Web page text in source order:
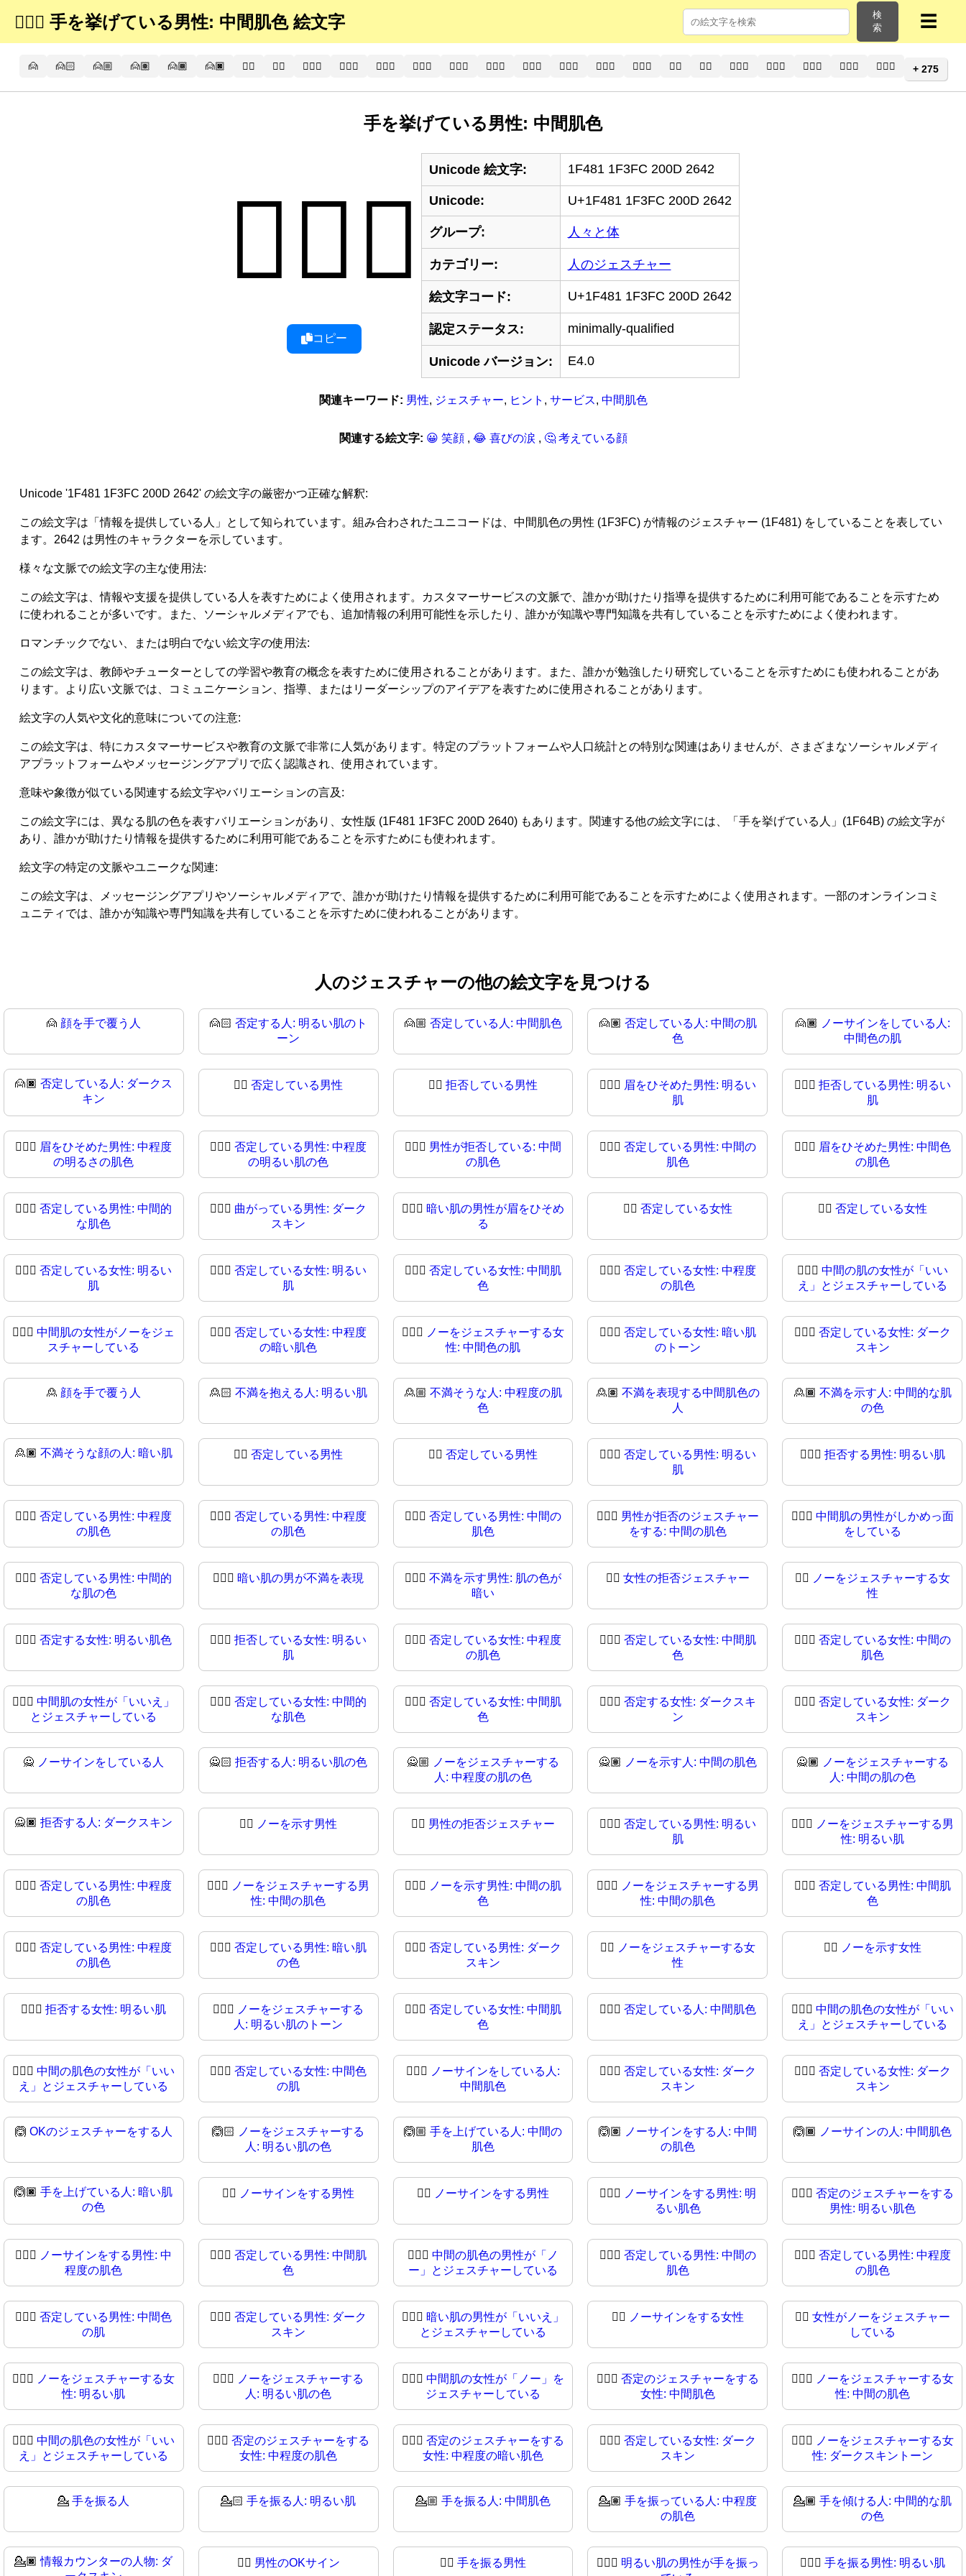
💁🏼‍♂ 手を挙げている男性: 中間肌色 絵文字
検
索
☰
🙍 🙍🏻 🙍🏼 🙍🏽 🙍🏾 🙍🏿 🙍‍♂️ 🙍‍♂ 🙍🏻‍♂️ 🙍🏻‍♂ 🙍🏼‍♂️ 🙍🏼‍♂ 🙍🏽‍♂️ 🙍🏽‍♂ 🙍🏾‍♂️ 🙍🏾‍♂ 🙍🏿‍♂️ 🙍🏿‍♂ 🙍‍♀️ 🙍‍♀ 🙍🏻‍♀️ 🙍🏻‍♀ 🙍🏼‍♀️ 🙍🏼‍♀ 🙍🏽‍♀️ + 275
手を挙げている男性: 中間肌色
💁🏼‍♂
コピー
Unicode 絵文字: 1F481 1F3FC 200D 2642
Unicode: U+1F481 1F3FC 200D 2642
グループ: 人々と体
カテゴリー: 人のジェスチャー
絵文字コード: U+1F481 1F3FC 200D 2642
認定ステータス: minimally-qualified
Unicode バージョン: E4.0
関連キーワード: 男性, ジェスチャー, ヒント , サービス, 中間肌色
関連する絵文字: 😀 笑顔 , 😂 喜びの涙 , 🤔 考えている顔
Unicode '1F481 1F3FC 200D 2642' の絵文字の厳密かつ正確な解釈:
この絵文字は「情報を提供している人」として知られています。組み合わされたユニコードは、中間肌色の男性 (1F3FC) が情報のジェスチャー (1F481) をしていることを表してい
ます。2642 は男性のキャラクターを示しています。
様々な文脈での絵文字の主な使用法:
この絵文字は、情報や支援を提供している人を表すためによく使用されます。カスタマーサービスの文脈で、誰かが助けたり指導を提供するために利用可能であることを示すため
に使われることが多いです。また、ソーシャルメディアでも、追加情報の利用可能性を示したり、誰かが知識や専門知識を共有していることを示すためによく使われます。
ロマンチックでない、または明白でない絵文字の使用法:
この絵文字は、教師やチューターとしての学習や教育の概念を表すために使用されることがあります。また、誰かが勉強したり研究していることを示すためにも使われることがあ
ります。より広い文脈では、コミュニケーション、指導、またはリーダーシップのアイデアを表すために使用されることがあります。
絵文字の人気や文化的意味についての注意:
この絵文字は、特にカスタマーサービスや教育の文脈で非常に人気があります。特定のプラットフォームや人口統計との特別な関連はありませんが、さまざまなソーシャルメディ
アプラットフォームやメッセージングアプリで広く認識され、使用されています。
意味や象徴が似ている関連する絵文字やバリエーションの言及:
この絵文字には、異なる肌の色を表すバリエーションがあり、女性版 (1F481 1F3FC 200D 2640) もあります。関連する他の絵文字には、「手を挙げている人」(1F64B) の絵文字が
あり、誰かが助けたり情報を提供するために利用可能であることを示すためにも使われます。
絵文字の特定の文脈やユニークな関連:
この絵文字は、メッセージングアプリやソーシャルメディアで、誰かが助けたり情報を提供するために利用可能であることを示すためによく使用されます。一部のオンラインコミ
ュニティでは、誰かが知識や専門知識を共有していることを示すために使われることがあります。
人のジェスチャーの他の絵文字を見つける
🙍 顔を手で覆う人 🙍🏻否定する人: 明るい肌のト
ーン
🙍🏼 否定している人: 中間肌色 🙍🏽 否定している人: 中間の肌
色
🙍🏾 ノーサインをしている人:
中間色の肌
🙍🏿否定している人: ダークス
キン
🙍‍♂️否定している男性 🙍‍♂ 拒否している男性 🙍🏻‍♂️ 眉をひそめた男性: 明るい
肌
🙍🏻‍♂ 拒否している男性: 明るい
肌
🙍🏼‍♂️ 眉をひそめた男性: 中程度
の明るさの肌色
🙍🏼‍♂否定している男性: 中程度
の明るい肌の色
🙍🏽‍♂️ 男性が拒否している: 中間
の肌色
🙍🏽‍♂ 否定している男性: 中間の
肌色
🙍🏾‍♂️ 眉をひそめた男性: 中間色
の肌色
🙍🏾‍♂否定している男性: 中間的
な肌色
🙍🏿‍♂️ 曲がっている男性: ダーク
スキン
🙍🏿‍♂ 暗い肌の男性が眉をひそめ
る
🙍‍♀️ 否定している女性 🙍‍♀ 否定している女性
🙍🏻‍♀️否定している女性: 明るい
肌
🙍🏻‍♀否定している女性: 明るい
肌
🙍🏼‍♀️ 否定している女性: 中間肌
色
🙍🏼‍♀ 否定している女性: 中程度
の肌色
🙍🏽‍♀️ 中間の肌の女性が「いい
え」とジェスチャーしている
🙍🏽‍♀中間肌の女性がノーをジェ
スチャーしている
🙍🏾‍♀️否定している女性: 中程度
の暗い肌色
🙍🏾‍♀ ノーをジェスチャーする女
性: 中間色の肌
🙍🏿‍♀️ 否定している女性: 暗い肌
のトーン
🙍🏿‍♀ 否定している女性: ダーク
スキン
🙎 顔を手で覆う人 🙎🏻不満を抱える人: 明るい肌 🙎🏼 不満そうな人: 中程度の肌
色
🙎🏽 不満を表現する中間肌色の
人
🙎🏾 不満を示す人: 中間的な肌
の色
🙎🏿不満そうな顔の人: 暗い肌 🙎‍♂️否定している男性 🙎‍♂ 否定している男性 🙎🏻‍♂️ 否定している男性: 明るい
肌
🙎🏻‍♂ 拒否する男性: 明るい肌
🙎🏼‍♂️否定している男性: 中程度
の肌色
🙎🏼‍♂否定している男性: 中程度
の肌色
🙎🏽‍♂️ 否定している男性: 中間の
肌色
🙎🏽‍♂ 男性が拒否のジェスチャー
をする: 中間の肌色
🙎🏾‍♂️ 中間肌の男性がしかめっ面
をしている
🙎🏾‍♂否定している男性: 中間的
な肌の色
🙎🏿‍♂️ 暗い肌の男が不満を表現 🙎🏿‍♂ 不満を示す男性: 肌の色が
暗い
🙎‍♀️ 女性の拒否ジェスチャー 🙎‍♀ ノーをジェスチャーする女
性
🙎🏻‍♀️否定する女性: 明るい肌色 🙎🏻‍♀拒否している女性: 明るい
肌
🙎🏼‍♀️ 否定している女性: 中程度
の肌色
🙎🏼‍♀ 否定している女性: 中間肌
色
🙎🏽‍♀️ 否定している女性: 中間の
肌色
🙎🏽‍♀中間肌の女性が「いいえ」
とジェスチャーしている
🙎🏾‍♀️否定している女性: 中間的
な肌色
🙎🏾‍♀ 否定している女性: 中間肌
色
🙎🏿‍♀️ 否定する女性: ダークスキ
ン
🙎🏿‍♀ 否定している女性: ダーク
スキン
🙅 ノーサインをしている人 🙅🏻拒否する人: 明るい肌の色 🙅🏼 ノーをジェスチャーする
人: 中程度の肌の色
🙅🏽 ノーを示す人: 中間の肌色 🙅🏾 ノーをジェスチャーする
人: 中間の肌の色
🙅🏿拒否する人: ダークスキン 🙅‍♂️ ノーを示す男性 🙅‍♂ 男性の拒否ジェスチャー 🙅🏻‍♂️ 否定している男性: 明るい
肌
🙅🏻‍♂ ノーをジェスチャーする男
性: 明るい肌
🙅🏼‍♂️否定している男性: 中程度
の肌色
🙅🏼‍♂ ノーをジェスチャーする男
性: 中間の肌色
🙅🏽‍♂️ ノーを示す男性: 中間の肌
色
🙅🏽‍♂ ノーをジェスチャーする男
性: 中間の肌色
🙅🏾‍♂️ 否定している男性: 中間肌
色
🙅🏾‍♂否定している男性: 中程度
の肌色
🙅🏿‍♂️否定している男性: 暗い肌
の色
🙅🏿‍♂ 否定している男性: ダーク
スキン
🙅‍♀️ ノーをジェスチャーする女
性
🙅‍♀ ノーを示す女性
🙅🏻‍♀️拒否する女性: 明るい肌 🙅🏻‍♀ ノーをジェスチャーする
人: 明るい肌のトーン
🙅🏼‍♀️ 否定している女性: 中間肌
色
🙅🏼‍♀ 否定している人: 中間肌色 🙅🏽‍♀️ 中間の肌色の女性が「いい
え」とジェスチャーしている
🙅🏽‍♀中間の肌色の女性が「いい
え」とジェスチャーしている
🙅🏾‍♀️否定している女性: 中間色
の肌
🙅🏾‍♀ ノーサインをしている人:
中間肌色
🙅🏿‍♀️ 否定している女性: ダーク
スキン
🙅🏿‍♀ 否定している女性: ダーク
スキン
🙆 OKのジェスチャーをする人 🙆🏻 ノーをジェスチャーする
人: 明るい肌の色
🙆🏼 手を上げている人: 中間の
肌色
🙆🏽 ノーサインをする人: 中間
の肌色
🙆🏾 ノーサインの人: 中間肌色
🙆🏿手を上げている人: 暗い肌
の色
🙆‍♂️ ノーサインをする男性 🙆‍♂ ノーサインをする男性 🙆🏻‍♂️ ノーサインをする男性: 明
るい肌色
🙆🏻‍♂ 否定のジェスチャーをする
男性: 明るい肌色
🙆🏼‍♂️ ノーサインをする男性: 中
程度の肌色
🙆🏼‍♂否定している男性: 中間肌
色
🙆🏽‍♂️ 中間の肌色の男性が「ノ
ー」とジェスチャーしている
🙆🏽‍♂ 否定している男性: 中間の
肌色
🙆🏾‍♂️ 否定している男性: 中程度
の肌色
🙆🏾‍♂否定している男性: 中間色
の肌
🙆🏿‍♂️否定している男性: ダーク
スキン
🙆🏿‍♂ 暗い肌の男性が「いいえ」
とジェスチャーしている
🙆‍♀️ ノーサインをする女性 🙆‍♀ 女性がノーをジェスチャー
している
🙆🏻‍♀️ ノーをジェスチャーする女
性: 明るい肌
🙆🏻‍♀ ノーをジェスチャーする
人: 明るい肌の色
🙆🏼‍♀️ 中間肌の女性が「ノー」を
ジェスチャーしている
🙆🏼‍♀ 否定のジェスチャーをする
女性: 中間肌色
🙆🏽‍♀️ ノーをジェスチャーする女
性: 中間の肌色
🙆🏽‍♀中間の肌色の女性が「いい
え」とジェスチャーしている
🙆🏾‍♀️否定のジェスチャーをする
女性: 中程度の肌色
🙆🏾‍♀ 否定のジェスチャーをする
女性: 中程度の暗い肌色
🙆🏿‍♀️ 否定している女性: ダーク
スキン
🙆🏿‍♀ ノーをジェスチャーする女
性: ダークスキントーン
💁手を振る人 💁🏻手を振る人: 明るい肌 💁🏼 手を振る人: 中間肌色 💁🏽 手を振っている人: 中程度
の肌色
💁🏾 手を傾ける人: 中間的な肌
の色
💁🏿情報カウンターの人物: ダ
💁‍♂️ 男性のOKサイン 💁‍♂ 手を振る男性 💁🏻‍♂️ 明るい肌の男性が手を振っ
💁🏻‍♂ 手を振る男性: 明るい肌